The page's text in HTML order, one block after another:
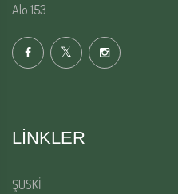
Alo 153
LINKLER
ŞUSKİ